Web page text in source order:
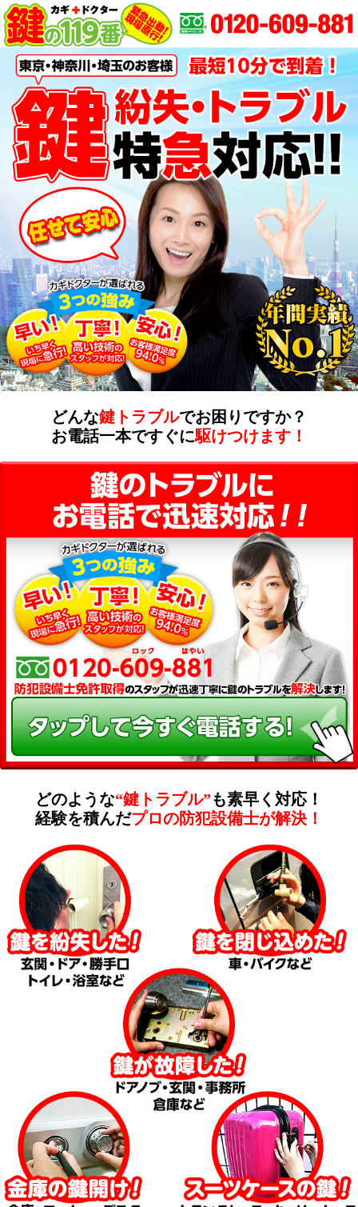
どんな鍵トラブルでお困りですか？
お電話一本ですぐに駆けつけます！
どのような“鍵トラブル”も素早く対応！
経験を積んだプロの防犯設備士が解決！